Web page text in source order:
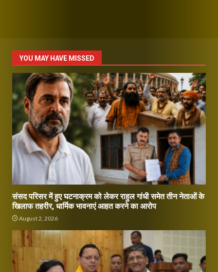
YOU MAY HAVE MISSED
संसद परिसर में हुए घटनाक्रम को लेकर राहुल गांधी समेत तीन नेताओं के
खिलाफ तहरीर, धार्मिक भावनाएं आहत करने का आरोप
August 2, 2026